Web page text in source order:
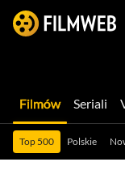
Filmów Seriali
Top 500 Polskie